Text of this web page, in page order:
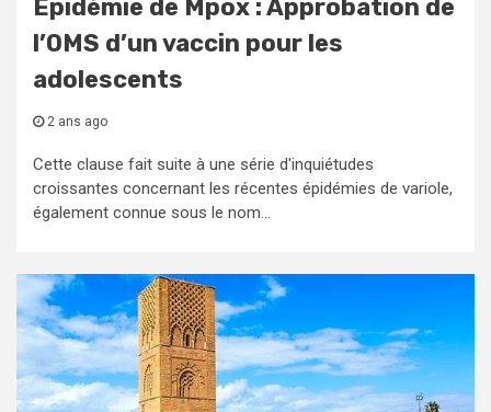
Epidémie de Mpox : Approbation de
l’OMS d’un vaccin pour les
adolescents
2 ans ago
Cette clause fait suite à une série d'inquiétudes
croissantes concernant les récentes épidémies de variole,
également connue sous le nom...